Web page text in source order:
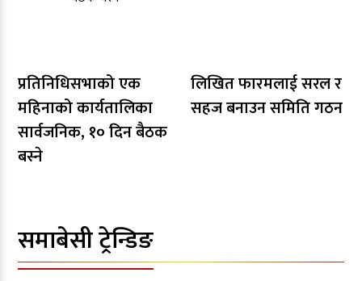
प्रतिनिधिसभाको एक
महिनाको कार्यतालिका
सार्वजनिक, १० दिन बैठक
बस्ने
लिखित फारमलाई सरल र
सहज बनाउन समिति गठन
समाबेसी ट्रेन्डिङ